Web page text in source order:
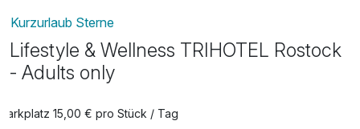
Meersalz Peeling
pro Person (20 Minuten)
pro Person (90 Minuten)
Kurzurlaub Sterne
Lifestyle & Wellness TRIHOTEL Rostock
- Adults only
Parkplatz 15,00 € pro Stück / Tag